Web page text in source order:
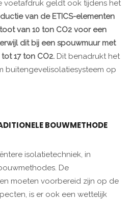
voetafdruk geldt ook tijdens het
van de ETICS-elementen
van 10 ton CO2 voor een
dit bij een spouwmuur met
17 ton CO2. Dit benadrukt het
buitengevelisolatiesysteem op
BOUWMETHODE
isolatietechniek, in
De
moeten voorbereid zijn op de
is er ook een wettelijk